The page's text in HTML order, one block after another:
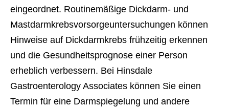
eingeordnet. Routinemäßige Dickdarm- und
Mastdarmkrebsvorsorgeuntersuchungen können
Hinweise auf Dickdarmkrebs frühzeitig erkennen
und die Gesundheitsprognose einer Person
erheblich verbessern. Bei Hinsdale
Gastroenterology Associates können Sie einen
Termin für eine Darmspiegelung und andere